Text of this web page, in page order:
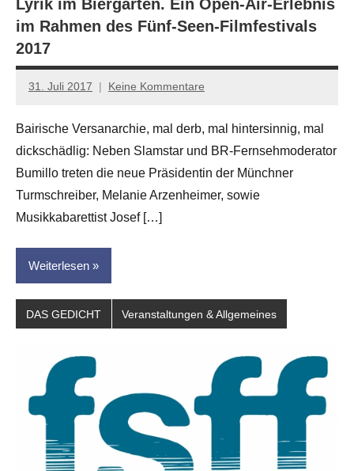
Lyrik im Biergarten. Ein Open-Air-Erlebnis
im Rahmen des Fünf-Seen-Filmfestivals
2017
31. Juli 2017
Anton
Leitner
Keine Kommentare
Bairische Versanarchie, mal derb, mal hintersinnig, mal
dickschädlig: Neben Slamstar und BR-Fernsehmoderator
Bumillo treten die neue Präsidentin der Münchner
Turmschreiber, Melanie Arzenheimer, sowie
Musikkabarettist Josef […]
Weiterlesen
DAS GEDICHT Veranstaltungen & Allgemeines